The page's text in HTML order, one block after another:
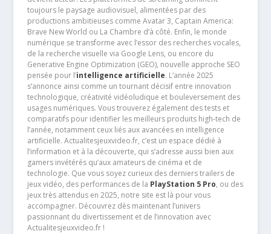
toujours le paysage audiovisuel, alimentées par des
productions ambitieuses comme Avatar 3, Captain America:
Brave New World ou La Chambre d’à côté. Enfin, le monde
numérique se transforme avec l’essor des recherches vocales,
de la recherche visuelle via Google Lens, ou encore du
Generative Engine Optimization (GEO), nouvelle approche SEO
pensée pour l’intelligence artificielle. L’année 2025
s’annonce ainsi comme un tournant décisif entre innovation
technologique, créativité vidéoludique et bouleversement des
usages numériques. Vous trouverez également des tests et
comparatifs pour identifier les meilleurs produits high-tech de
l’année, notamment ceux liés aux avancées en intelligence
artificielle. Actualitesjeuxvideo.fr, c’est un espace dédié à
l’information et à la découverte, qui s’adresse aussi bien aux
gamers invétérés qu’aux amateurs de cinéma et de
technologie. Que vous soyez curieux des derniers trailers de
jeux vidéo, des performances de la PlayStation 5 Pro, ou des
jeux très attendus en 2025, notre site est là pour vous
accompagner. Découvrez dès maintenant l’univers
passionnant du divertissement et de l’innovation avec
Actualitesjeuxvideo.fr !